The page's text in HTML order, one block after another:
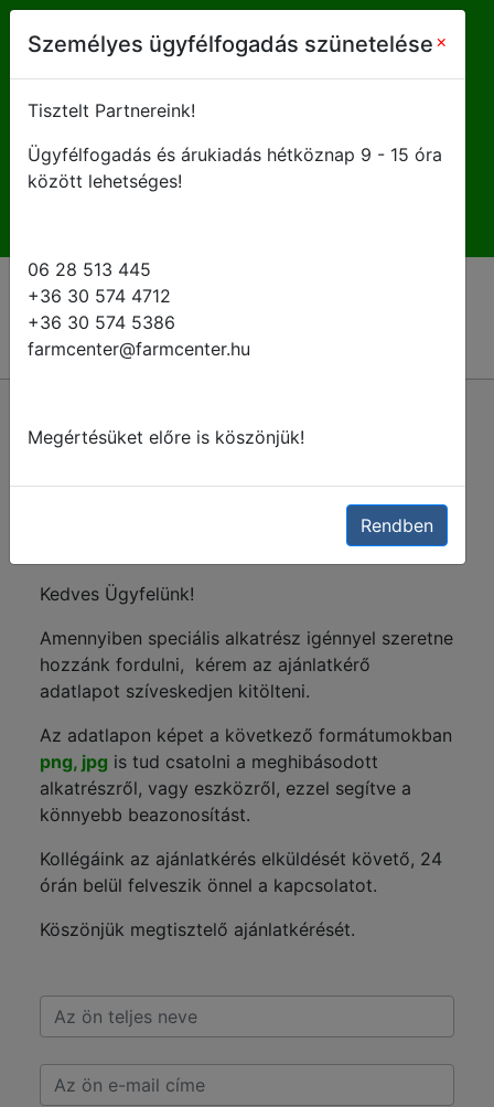
farmcenter@farmcenter.hu
H-P 8 - 16:30
Kérje ajánlatunkat
Kedves Ügyfelünk!
Amennyiben speciális alkatrész igénnyel szeretne
hozzánk fordulni, kérem az ajánlatkérő
adatlapot szíveskedjen kitölteni.
Az adatlapon képet a következő formátumokban
png, jpg is tud csatolni a meghibásodott
alkatrészről, vagy eszközről, ezzel segítve a
könnyebb beazonosítást.
Kollégáink az ajánlatkérés elküldését követő, 24
órán belül felveszik önnel a kapcsolatot.
Köszönjük megtisztelő ajánlatkérését.
Személyes ügyfélfogadás szünetelése ×
Tisztelt Partnereink!
Ügyfélfogadás és árukiadás hétköznap 9 - 15 óra
között lehetséges!
06 28 513 445
+36 30 574 4712
+36 30 574 5386
farmcenter@farmcenter.hu
Megértésüket előre is köszönjük!
Rendben